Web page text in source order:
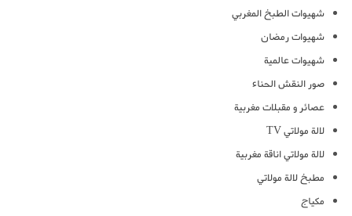
شهيوات الطبخ المغربي
شهيوات رمضان
شهيوات عالمية
صور النقش الحناء
عصائر و مقبلات مغربية
لالة مولاتي TV
لالة مولاتي اناقة مغربية
مطبخ لالة مولاتي
مكياج